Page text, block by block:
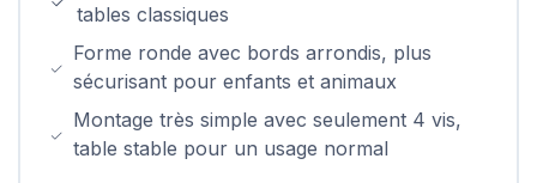
tables classiques
Forme ronde avec bords arrondis, plus
sécurisant pour enfants et animaux
Montage très simple avec seulement 4 vis,
table stable pour un usage normal